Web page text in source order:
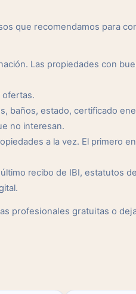
que recomendamos para
Las propiedades con
ofertas.
baños, estado, certificado
no interesan.
a la vez. El primero en
recibo de IBI, estatutos
profesionales gratuitas o